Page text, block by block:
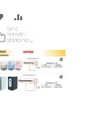
ADD
TO
WISH
LIST
TO
COMPARE